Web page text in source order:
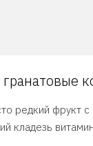
редкий фрукт
кладезь